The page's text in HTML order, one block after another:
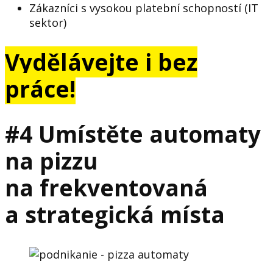
Zákazníci s vysokou platební schopností (IT
sektor)
Vydělávejte i bez
práce!
#4 Umístěte automaty
na pizzu
na frekventovaná
a strategická místa